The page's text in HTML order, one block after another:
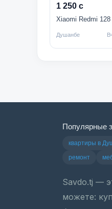
1 250 с
Xiaomi Redmi 128
Душанбе
Популярные
квартиры в
ремонт
Savdo.tj —
можете: